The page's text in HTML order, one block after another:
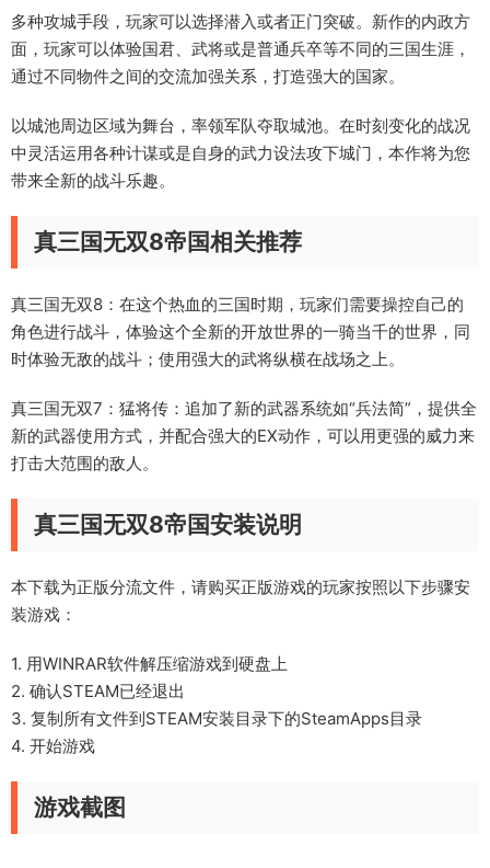
多种攻城手段，玩家可以选择潜入或者正门突破。新作的内政方
面，玩家可以体验国君、武将或是普通兵卒等不同的三国生涯，
通过不同物件之间的交流加强关系，打造强大的国家。
以城池周边区域为舞台，率领军队夺取城池。在时刻变化的战况
中灵活运用各种计谋或是自身的武力设法攻下城门，本作将为您
带来全新的战斗乐趣。
真三国无双8帝国相关推荐
真三国无双8：在这个热血的三国时期，玩家们需要操控自己的
角色进行战斗，体验这个全新的开放世界的一骑当千的世界，同
时体验无敌的战斗；使用强大的武将纵横在战场之上。
真三国无双7：猛将传：追加了新的武器系统如“兵法简”，提供全
新的武器使用方式，并配合强大的EX动作，可以用更强的威力来
打击大范围的敌人。
真三国无双8帝国安装说明
本下载为正版分流文件，请购买正版游戏的玩家按照以下步骤安
装游戏：
1. 用WINRAR软件解压缩游戏到硬盘上
2. 确认STEAM已经退出
3. 复制所有文件到STEAM安装目录下的SteamApps目录
4. 开始游戏
游戏截图